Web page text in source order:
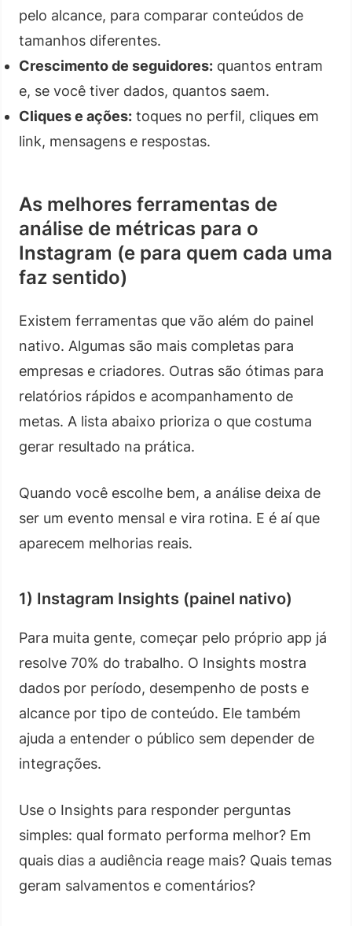
pelo alcance, para comparar conteúdos de
tamanhos diferentes.
Crescimento de seguidores: quantos entram
e, se você tiver dados, quantos saem.
Cliques e ações: toques no perfil, cliques em
link, mensagens e respostas.
As melhores ferramentas de
análise de métricas para o
Instagram (e para quem cada uma
faz sentido)
Existem ferramentas que vão além do painel
nativo. Algumas são mais completas para
empresas e criadores. Outras são ótimas para
relatórios rápidos e acompanhamento de
metas. A lista abaixo prioriza o que costuma
gerar resultado na prática.
Quando você escolhe bem, a análise deixa de
ser um evento mensal e vira rotina. E é aí que
aparecem melhorias reais.
1) Instagram Insights (painel nativo)
Para muita gente, começar pelo próprio app já
resolve 70% do trabalho. O Insights mostra
dados por período, desempenho de posts e
alcance por tipo de conteúdo. Ele também
ajuda a entender o público sem depender de
integrações.
Use o Insights para responder perguntas
simples: qual formato performa melhor? Em
quais dias a audiência reage mais? Quais temas
geram salvamentos e comentários?